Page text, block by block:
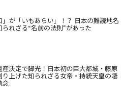
」が「いもあらい」！？ 日本の難読地名
られざる“名前の法則”があった
産決定で脚光！日本初の巨大都城・藤原
り上げた知られざる女帝・持統天皇の凄
念